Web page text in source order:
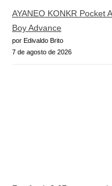
AYANEO KONKR Pocket
Boy Advance
por Edivaldo Brito
7 de agosto de 2026